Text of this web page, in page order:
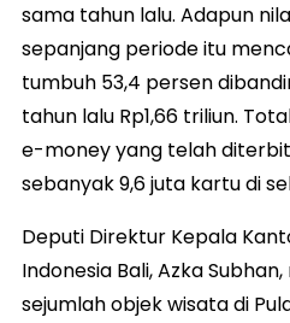
sama tahun lalu. Adapun
sepanjang periode itu
tumbuh 53,4 persen
tahun lalu Rp1,66 triliun.
e-money yang telah
sebanyak 9,6 juta kartu di
Deputi Direktur Kepala
Indonesia Bali, Azka
sejumlah objek wisata di